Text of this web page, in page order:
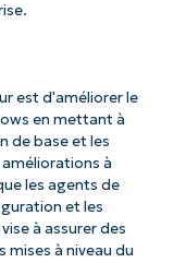
est d'améliorer le
en mettant à
de base et les
à
les agents de
et les
à assurer des
mises à niveau du